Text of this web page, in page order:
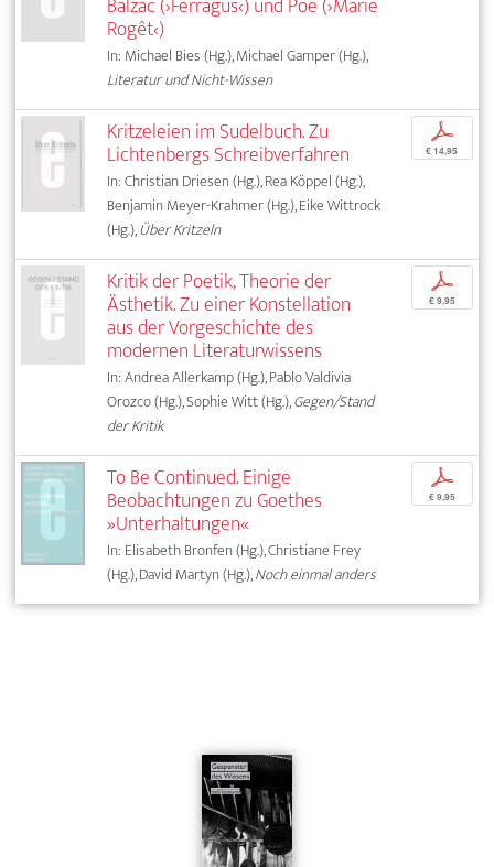
Rogêt‹)
In: Michael Bies (Hg.), Michael Gamper (Hg.),
Literatur und Nicht-Wissen
Kritzeleien im Sudelbuch. Zu
Lichtenbergs Schreibverfahren
In: Christian Driesen (Hg.), Rea Köppel (Hg.),
Benjamin Meyer-Krahmer (Hg.), Eike Wittrock
(Hg.),Über Kritzeln
p
€ 14,95
Kritik der Poetik, Theorie der
Ästhetik. Zu einer Konstellation
aus der Vorgeschichte des
modernen Literaturwissens
In: Andrea Allerkamp (Hg.), Pablo Valdivia
Orozco (Hg.), Sophie Witt (Hg.),Gegen/Stand
der Kritik
p
€ 9,95
To Be Continued. Einige
Beobachtungen zu Goethes
»Unterhaltungen«
In: Elisabeth Bronfen (Hg.), Christiane Frey
(Hg.), David Martyn (Hg.),Noch einmal anders
p
€ 9,95